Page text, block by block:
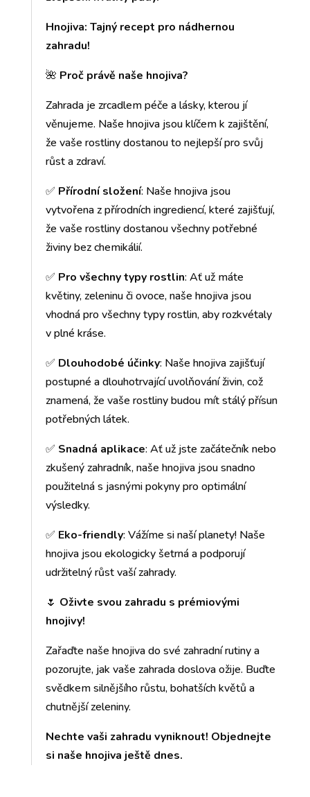
Hnojiva: Tajný recept pro nádhernou
zahradu!
🌺 Proč právě naše hnojiva?
Zahrada je zrcadlem péče a lásky, kterou jí
věnujeme. Naše hnojiva jsou klíčem k zajištění,
že vaše rostliny dostanou to nejlepší pro svůj
růst a zdraví.
✅ Přírodní složení: Naše hnojiva jsou
vytvořena z přírodních ingrediencí, které zajišťují,
že vaše rostliny dostanou všechny potřebné
živiny bez chemikálií.
✅ Pro všechny typy rostlin: Ať už máte
květiny, zeleninu či ovoce, naše hnojiva jsou
vhodná pro všechny typy rostlin, aby rozkvétaly
v plné kráse.
✅ Dlouhodobé účinky: Naše hnojiva zajišťují
postupné a dlouhotrvající uvolňování živin, což
znamená, že vaše rostliny budou mít stálý přísun
potřebných látek.
✅ Snadná aplikace: Ať už jste začátečník nebo
zkušený zahradník, naše hnojiva jsou snadno
použitelná s jasnými pokyny pro optimální
výsledky.
✅ Eko-friendly: Vážíme si naší planety! Naše
hnojiva jsou ekologicky šetrná a podporují
udržitelný růst vaší zahrady.
🌷 Oživte svou zahradu s prémiovými
hnojivy!
Zařaďte naše hnojiva do své zahradní rutiny a
pozorujte, jak vaše zahrada doslova ožije. Buďte
svědkem silnějšího růstu, bohatších květů a
chutnější zeleniny.
Nechte vaši zahradu vyniknout! Objednejte
si naše hnojiva ještě dnes.